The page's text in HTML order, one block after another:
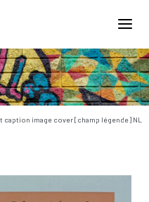
caption image cover [champ légende] NL